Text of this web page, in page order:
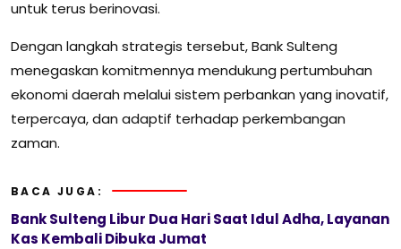
untuk terus berinovasi.
Dengan langkah strategis tersebut, Bank Sulteng
menegaskan komitmennya mendukung pertumbuhan
ekonomi daerah melalui sistem perbankan yang inovatif,
terpercaya, dan adaptif terhadap perkembangan
zaman.
BACA JUGA:
Bank Sulteng Libur Dua Hari Saat Idul Adha, Layanan
Kas Kembali Dibuka Jumat